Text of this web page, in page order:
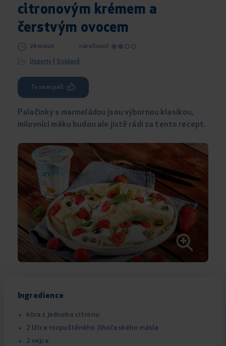
citronovým krémem a
čerstvým ovocem
20 minut náročnosť:
Dezerty| Snídaně
To sa mi páči
Palačinky s marmeládou jsou výbornou klasikou,
milovníci máku budou ale jistě rádi za tento recept.
Ingredience
kůra z jednoho citronu
2 lžíce rozpuštěného Jihočeského másla
2 vejce